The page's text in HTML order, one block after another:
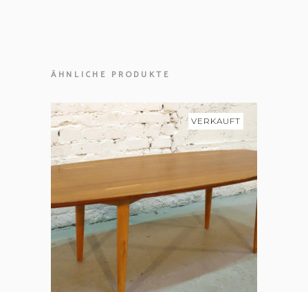
ÄHNLICHE PRODUKTE
VERKAUFT